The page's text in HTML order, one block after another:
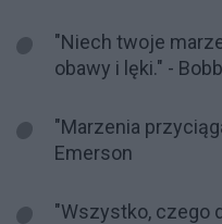
"Niech twoje
obawy i lęki." -
"Marzenia
Emerson
"Wszystko, czego